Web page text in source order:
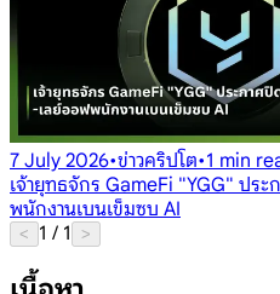
7 July 2026•ข่าวคริปโต•1 min
เจ้ายุทธจักร GameFi "YGG" ปร
พนักงานเบนเข็มซบ AI
< 1 / 1 >